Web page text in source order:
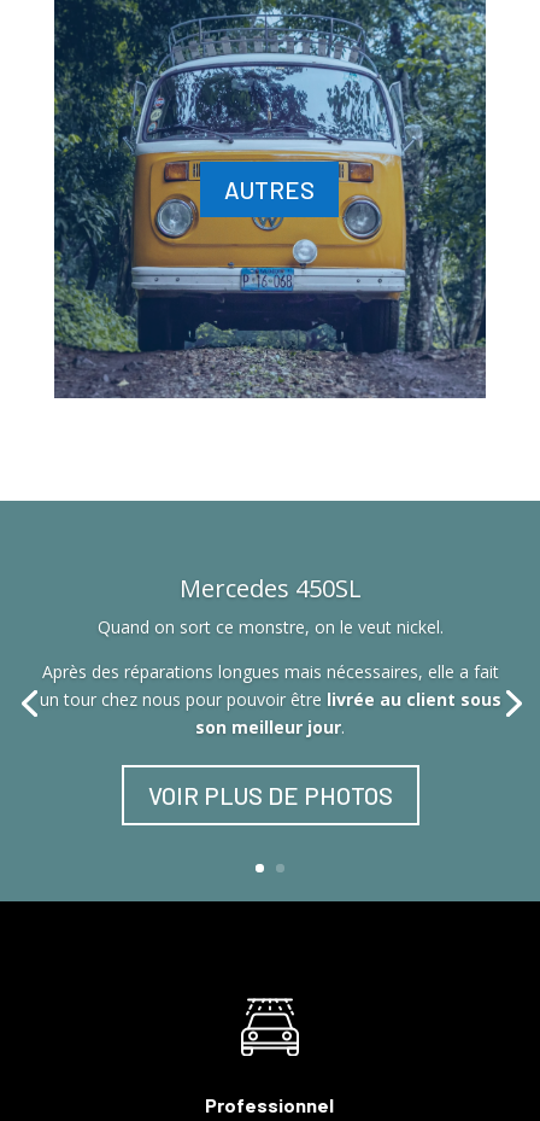
AUTRES
Mercedes 450SL
Quand on sort ce monstre, on le veut nickel.
Après des réparations longues mais nécessaires, elle a fait
un tour chez nous pour pouvoir être livrée au client sous
son meilleur jour.
VOIR PLUS DE PHOTOS
Professionnel